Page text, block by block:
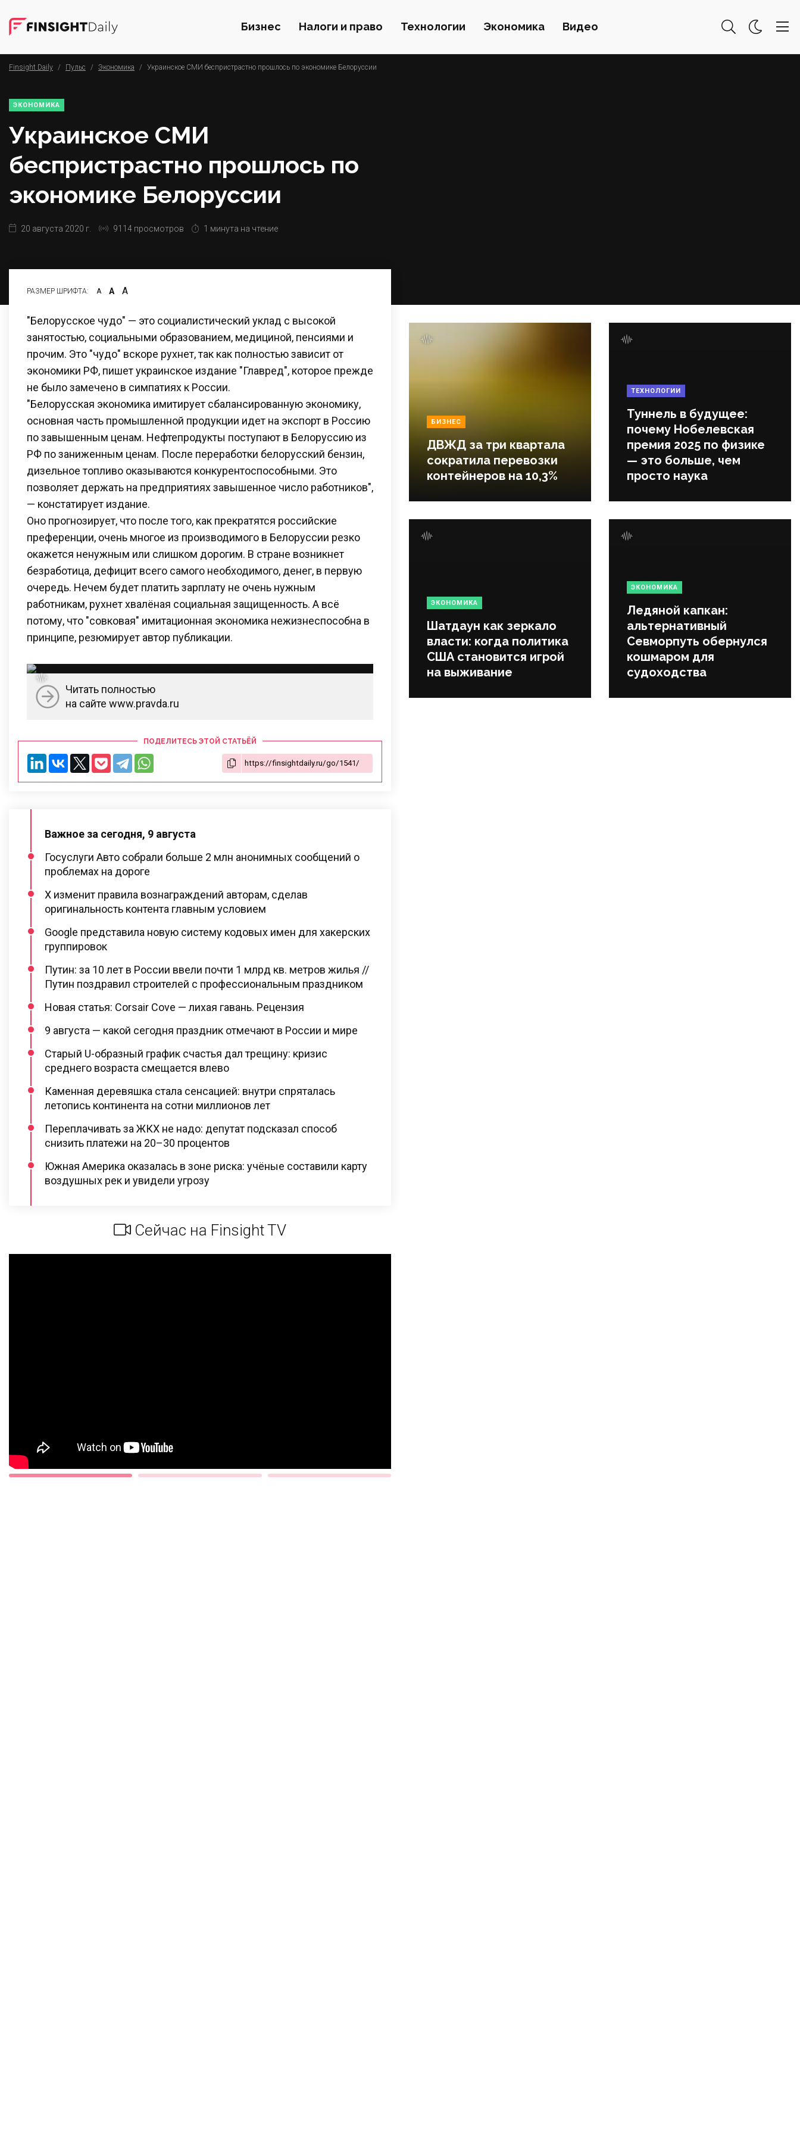
Бизнес Налоги и право Технологии Экономика Видео
Finsight Daily / Пульс / Экономика / Украинское СМИ беспристрастно прошлось по экономике Белоруссии
ЭКОНОМИКА
Украинское СМИ
беспристрастно прошлось по
экономике Белоруссии
20 августа 2020 г. 9114 просмотров 1 минута на чтение
РАЗМЕР ШРИФТА: А А А
"Белорусское чудо" — это социалистический уклад с высокой
занятостью, социальными образованием, медициной, пенсиями и
прочим. Это "чудо" вскоре рухнет, так как полностью зависит от
экономики РФ, пишет украинское издание "Главред", которое прежде
не было замечено в симпатиях к России.
"Белорусская экономика имитирует сбалансированную экономику,
основная часть промышленной продукции идет на экспорт в Россию
по завышенным ценам. Нефтепродукты поступают в Белоруссию из
РФ по заниженным ценам. После переработки белорусский бензин,
дизельное топливо оказываются конкурентоспособными. Это
позволяет держать на предприятиях завышенное число работников",
— констатирует издание.
Оно прогнозирует, что после того, как прекратятся российские
преференции, очень многое из производимого в Белоруссии резко
окажется ненужным или слишком дорогим. В стране возникнет
безработица, дефицит всего самого необходимого, денег, в первую
очередь. Нечем будет платить зарплату не очень нужным
работникам, рухнет хвалёная социальная защищенность. А всё
потому, что "совковая" имитационная экономика нежизнеспособна в
принципе, резюмирует автор публикации.
Читать полностью
на сайте www.pravda.ru
ПОДЕЛИТЕСЬ ЭТОЙ СТАТЬЁЙ
Важное за сегодня, 9 августа
Госуслуги Авто собрали больше 2 млн анонимных сообщений о
проблемах на дороге
X изменит правила вознаграждений авторам, сделав
оригинальность контента главным условием
Google представила новую систему кодовых имен для хакерских
группировок
Путин: за 10 лет в России ввели почти 1 млрд кв. метров жилья //
Путин поздравил строителей с профессиональным праздником
Новая статья: Corsair Cove — лихая гавань. Рецензия
9 августа — какой сегодня праздник отмечают в России и мире
Старый U-образный график счастья дал трещину: кризис
среднего возраста смещается влево
Каменная деревяшка стала сенсацией: внутри спряталась
летопись континента на сотни миллионов лет
Переплачивать за ЖКХ не надо: депутат подсказал способ
снизить платежи на 20–30 процентов
Южная Америка оказалась в зоне риска: учёные составили карту
воздушных рек и увидели угрозу
Сейчас на Finsight TV
БИЗНЕС
ДВЖД за три квартала
сократила перевозки
контейнеров на 10,3%
ТЕХНОЛОГИИ
Туннель в будущее:
почему Нобелевская
премия 2025 по физике
— это больше, чем
просто наука
ЭКОНОМИКА
Шатдаун как зеркало
власти: когда политика
США становится игрой
на выживание
ЭКОНОМИКА
Ледяной капкан:
альтернативный
Севморпуть обернулся
кошмаром для
судоходства